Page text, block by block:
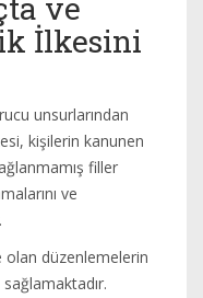
ve
İlkesini
unsurlarından
kişilerin kanunen
filler
ve
olan düzenlemelerin